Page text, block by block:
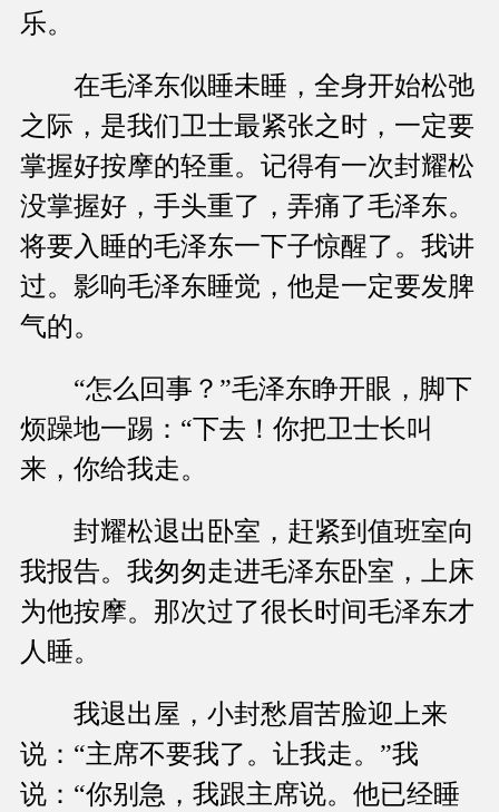
乐。
在毛泽东似睡未睡，全身开始松弛
之际，是我们卫士最紧张之时，一定要
掌握好按摩的轻重。记得有一次封耀松
没掌握好，手头重了，弄痛了毛泽东。
将要入睡的毛泽东一下子惊醒了。我讲
过。影响毛泽东睡觉，他是一定要发脾
气的。
“怎么回事？”毛泽东睁开眼，脚下
烦躁地一踢：“下去！你把卫士长叫
来，你给我走。
封耀松退出卧室，赶紧到值班室向
我报告。我匆匆走进毛泽东卧室，上床
为他按摩。那次过了很长时间毛泽东才
人睡。
我退出屋，小封愁眉苦脸迎上来
说：“主席不要我了。让我走。”我
说：“你别急，我跟主席说。他已经睡